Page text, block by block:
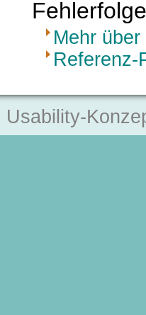
Mehr
Referenz-